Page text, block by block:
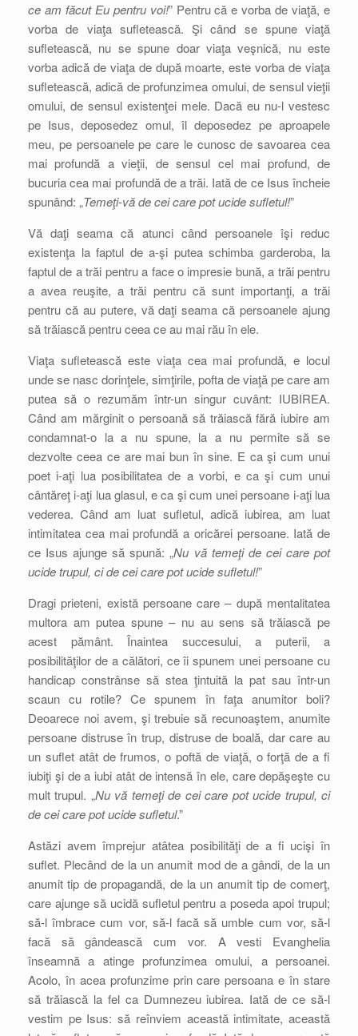
ce am făcut Eu pentru voi!” Pentru că e vorba de viaţă, e
vorba de viaţa sufletească. Şi când se spune viaţă
sufletească, nu se spune doar viaţa veşnică, nu este
vorba adică de viaţa de după moarte, este vorba de viaţa
sufletească, adică de profunzimea omului, de sensul vieţii
omului, de sensul existenţei mele. Dacă eu nu-l vestesc
pe Isus, deposedez omul, îl deposedez pe aproapele
meu, pe persoanele pe care le cunosc de savoarea cea
mai profundă a vieţii, de sensul cel mai profund, de
bucuria cea mai profundă de a trăi. Iată de ce Isus încheie
spunând: „Temeţi-vă de cei care pot ucide sufletul!”
Vă daţi seama că atunci când persoanele îşi reduc
existenţa la faptul de a-şi putea schimba garderoba, la
faptul de a trăi pentru a face o impresie bună, a trăi pentru
a avea reuşite, a trăi pentru că sunt importanţi, a trăi
pentru că au putere, vă daţi seama că persoanele ajung
să trăiască pentru ceea ce au mai rău în ele.
Viaţa sufletească este viaţa cea mai profundă, e locul
unde se nasc dorinţele, simţirile, pofta de viaţă pe care am
putea să o rezumăm într-un singur cuvânt: IUBIREA.
Când am mărginit o persoană să trăiască fără iubire am
condamnat-o la a nu spune, la a nu permite să se
dezvolte ceea ce are mai bun în sine. E ca şi cum unui
poet i-aţi lua posibilitatea de a vorbi, e ca şi cum unui
cântăreţ i-aţi lua glasul, e ca şi cum unei persoane i-aţi lua
vederea. Când am luat sufletul, adică iubirea, am luat
intimitatea cea mai profundă a oricărei persoane. Iată de
ce Isus ajunge să spună: „Nu vă temeţi de cei care pot
ucide trupul, ci de cei care pot ucide sufletul!”
Dragi prieteni, există persoane care – după mentalitatea
multora am putea spune – nu au sens să trăiască pe
acest pământ. Înaintea succesului, a puterii, a
posibilităţilor de a călători, ce îi spunem unei persoane cu
handicap constrânse să stea ţintuită la pat sau într-un
scaun cu rotile? Ce spunem în faţa anumitor boli?
Deoarece noi avem, şi trebuie să recunoaştem, anumite
persoane distruse în trup, distruse de boală, dar care au
un suflet atât de frumos, o poftă de viaţă, o forţă de a fi
iubiţi şi de a iubi atât de intensă în ele, care depăşeşte cu
mult trupul. „Nu vă temeţi de cei care pot ucide trupul, ci
de cei care pot ucide sufletul.”
Astăzi avem împrejur atâtea posibilităţi de a fi ucişi în
suflet. Plecând de la un anumit mod de a gândi, de la un
anumit tip de propagandă, de la un anumit tip de comerţ,
care ajunge să ucidă sufletul pentru a poseda apoi trupul;
să-l îmbrace cum vor, să-l facă să umble cum vor, să-l
facă să gândească cum vor. A vesti Evanghelia
înseamnă a atinge profunzimea omului, a persoanei.
Acolo, în acea profunzime prin care persoana e în stare
să trăiască la fel ca Dumnezeu iubirea. Iată de ce să-l
vestim pe Isus: să reînviem această intimitate, această